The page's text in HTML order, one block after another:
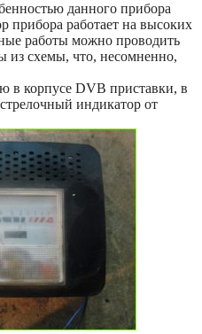
данного прибора
прибора работает на высоких
работы можно проводить
схемы, что, несомненно,
в корпусе DVB приставки, в
индикатор от